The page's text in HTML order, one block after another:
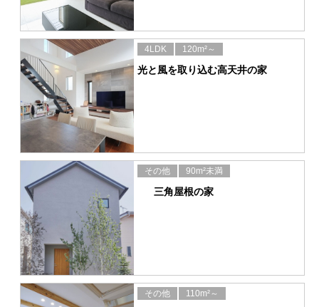
4LDK 120m²～
光と風を取り込む高天井の家
その他 90m²未満
三角屋根の家
その他 110m²～